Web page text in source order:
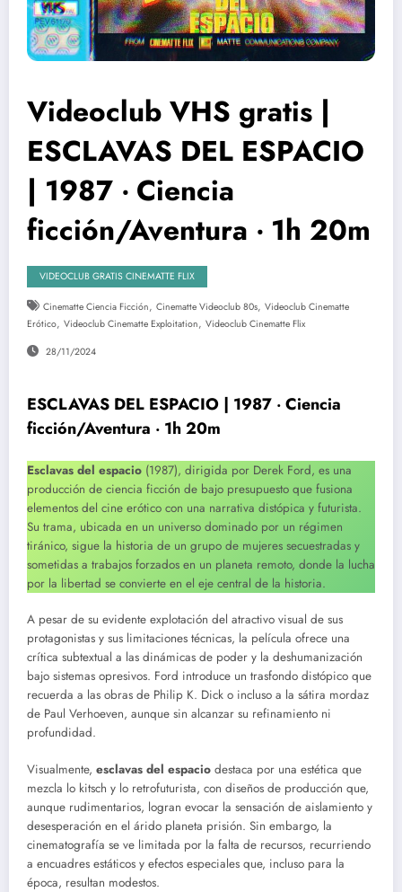
Videoclub VHS gratis |
ESCLAVAS DEL ESPACIO
| 1987 ‧ Ciencia
ficción/Aventura ‧ 1h 20m
VIDEOCLUB GRATIS CINEMATTE FLIX
Cinematte Ciencia Ficción, Cinematte Videoclub 80s, Videoclub Cinematte
Erótico, Videoclub Cinematte Exploitation, Videoclub Cinematte Flix
28/11/2024
ESCLAVAS DEL ESPACIO | 1987 ‧ Ciencia
ficción/Aventura ‧ 1h 20m
Esclavas del espacio (1987), dirigida por Derek Ford, es una
producción de ciencia ficción de bajo presupuesto que fusiona
elementos del cine erótico con una narrativa distópica y futurista.
Su trama, ubicada en un universo dominado por un régimen
tiránico, sigue la historia de un grupo de mujeres secuestradas y
sometidas a trabajos forzados en un planeta remoto, donde la lucha
por la libertad se convierte en el eje central de la historia.
A pesar de su evidente explotación del atractivo visual de sus
protagonistas y sus limitaciones técnicas, la película ofrece una
crítica subtextual a las dinámicas de poder y la deshumanización
bajo sistemas opresivos. Ford introduce un trasfondo distópico que
recuerda a las obras de Philip K. Dick o incluso a la sátira mordaz
de Paul Verhoeven, aunque sin alcanzar su refinamiento ni
profundidad.
Visualmente, esclavas del espacio destaca por una estética que
mezcla lo kitsch y lo retrofuturista, con diseños de producción que,
aunque rudimentarios, logran evocar la sensación de aislamiento y
desesperación en el árido planeta prisión. Sin embargo, la
cinematografía se ve limitada por la falta de recursos, recurriendo
a encuadres estáticos y efectos especiales que, incluso para la
época, resultan modestos.